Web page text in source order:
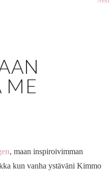
ME
, maan inspiroivimman
kun vanha ystäväni Kimmo